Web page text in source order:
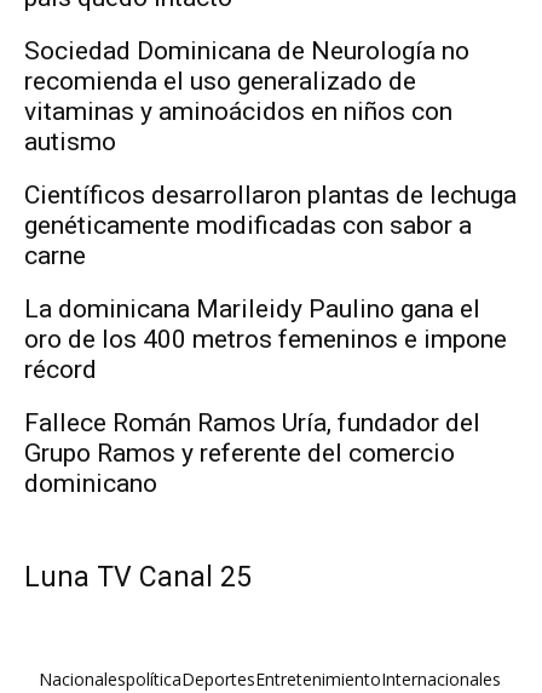
Sociedad Dominicana de Neurología no
recomienda el uso generalizado de
vitaminas y aminoácidos en niños con
autismo
Científicos desarrollaron plantas de lechuga
genéticamente modificadas con sabor a
carne
La dominicana Marileidy Paulino gana el
oro de los 400 metros femeninos e impone
récord
Fallece Román Ramos Uría, fundador del
Grupo Ramos y referente del comercio
dominicano
Luna TV Canal 25
NacionalespolíticaDeportesEntretenimientoInternacionales